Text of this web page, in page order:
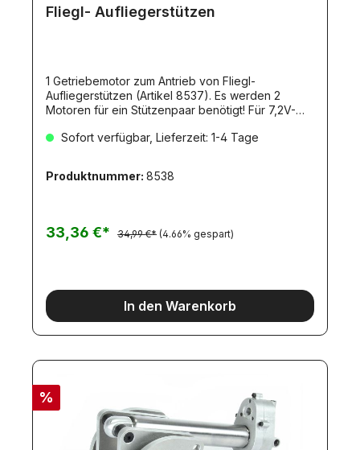
Fliegl- Aufliegerstützen
1 Getriebemotor zum Antrieb von Fliegl-
Aufliegerstützen (Artikel 8537). Es werden 2
Motoren für ein Stützenpaar benötigt! Für 7,2V-
Aufliegers elektrisch betätigen zu können,
(Stützenpaar: Artikel 8537). Unter der
Artikelnummer 8890 finden Sie ein Komplett-Set
über Alles: 32,8mmLänge ohne Welle: 26,6mmmax.
Durchmesser (Motor): 13,5mmWellendurchmesser:
Dauerbetrieb: 100 U/min.Dauerstrom:
0,8ADauerdrehmoment:
Sofort verfügbar, Lieferzeit: 1-4 Tage
Produktnummer: 8538
33,36 €* 34,99 €* (4.66% gespart)
In den Warenkorb
%